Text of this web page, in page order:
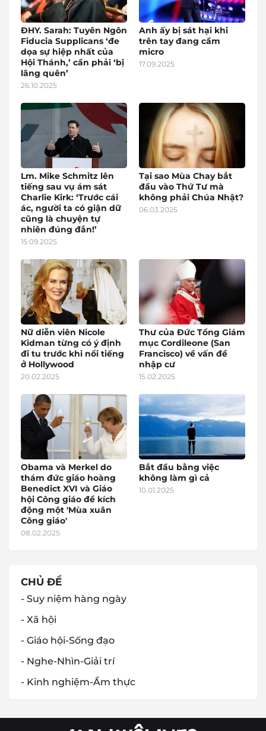
ĐHY. Sarah: Tuyên Ngôn
Fiducia Supplicans ‘đe
dọa sự hiệp nhất của
Hội Thánh,’ cần phải ‘bị
lãng quên’
26.10.2025
Anh ấy bị sát hại khi
trên tay đang cầm
micro
17.09.2025
Lm. Mike Schmitz lên
tiếng sau vụ ám sát
Charlie Kirk: ‘Trước cái
ác, người ta có giận dữ
cũng là chuyện tự
nhiên đúng đắn!’
15.09.2025
Tại sao Mùa Chay bắt
đầu vào Thứ Tư mà
không phải Chúa Nhật?
06.03.2025
Nữ diễn viên Nicole
Kidman từng có ý định
đi tu trước khi nổi tiếng
ở Hollywood
20.02.2025
Thư của Đức Tổng Giám
mục Cordileone (San
Francisco) về vấn đề
nhập cư
15.02.2025
Obama và Merkel do
thám đức giáo hoàng
Benedict XVI và Giáo
hội Công giáo để kích
động một 'Mùa xuân
Công giáo'
08.02.2025
Bắt đầu bằng việc
không làm gì cả
10.01.2025
CHỦ ĐỀ
- Suy niệm hàng ngày
- Xã hội
- Giáo hội-Sống đạo
- Nghe-Nhìn-Giải trí
- Kinh nghiệm-Ẩm thực